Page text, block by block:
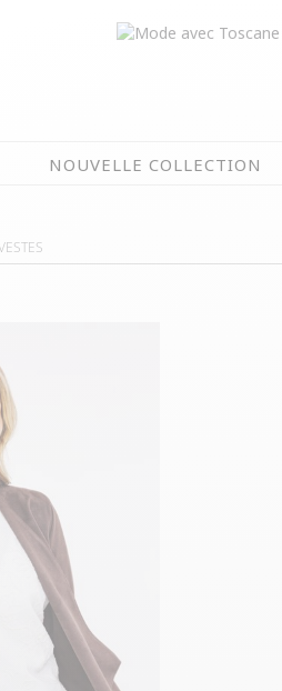
NOUVELLE COLLECTION